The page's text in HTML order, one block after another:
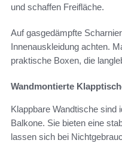
und schaffen Freifläche.
Auf gasgedämpfte
Innenauskleidung achten.
praktische Boxen, die
Wandmontierte
Klappbare Wandtische sind
Balkone. Sie bieten eine
lassen sich bei